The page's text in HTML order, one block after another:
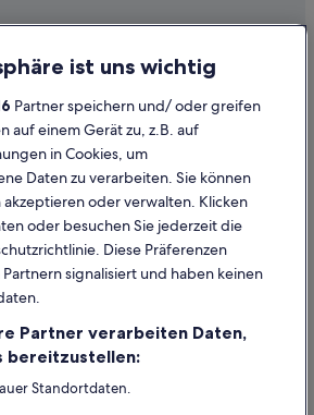
von Inhalten
und Zeitrahmen
einer Gutschrift bei der Fluggesellschaft
ist uns wichtig
Partner speichern und/ oder greifen
auf einem Gerät zu, z.B. auf
in Cookies, um
Daten zu verarbeiten. Sie können
akzeptieren oder verwalten. Klicken
oder besuchen Sie jederzeit die
Diese Präferenzen
signalisiert und haben keinen
Partner verarbeiten Daten,
bereitzustellen:
Standortdaten.